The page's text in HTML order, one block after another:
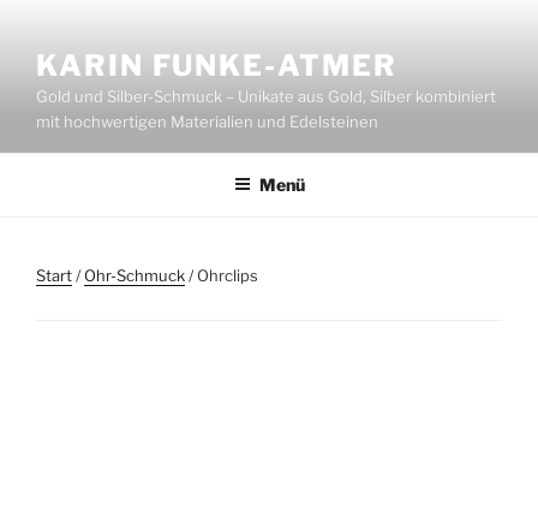
springenKARIN FUNKE-ATMER
Gold und Silber-Schmuck – Unikate aus Gold, Silber kombiniert
mit hochwertigen Materialien und Edelsteinen
Menü
Start/Ohr-Schmuck/ Ohrclips